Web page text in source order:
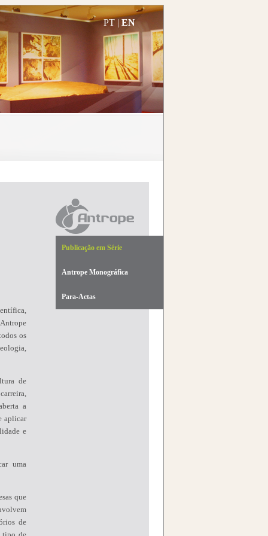
PT | EN
os
de
a
aplicar
e
uma
que
de
Publicação em Série
Antrope Monográfica
Para-Actas